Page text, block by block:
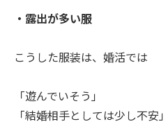
・露出が多い服
こうした服装は、婚活では
「遊んでいそう」
「結婚相手としては少し不安」